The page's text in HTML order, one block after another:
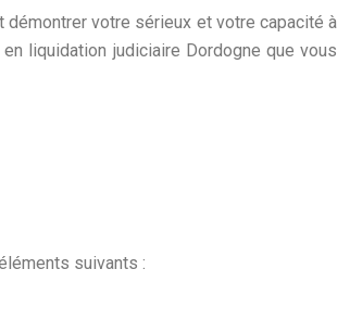
démontrer votre sérieux et votre capacité à
liquidation judiciaire Dordogne que vous
suivants :